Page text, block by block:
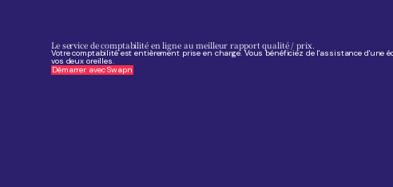
Le service de comptabilité en ligne au meilleur rapport qualité / prix.
Votre comptabilité est entièrement prise en charge. Vous bénéficiez de l'assistance d'une
vos deux oreilles.
Démarrer avec Swapn